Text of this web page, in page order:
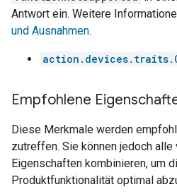
Antwort ein. Weitere
und Ausnahmen.
Empfohlene
Diese Merkmale werden
zutreffen. Sie können jedoch alle
Eigenschaften kombinieren, um
Produktfunktionalität optimal